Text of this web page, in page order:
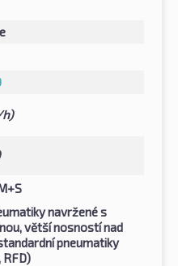
navržené s
větší nosností nad
pneumatiky
RFD)